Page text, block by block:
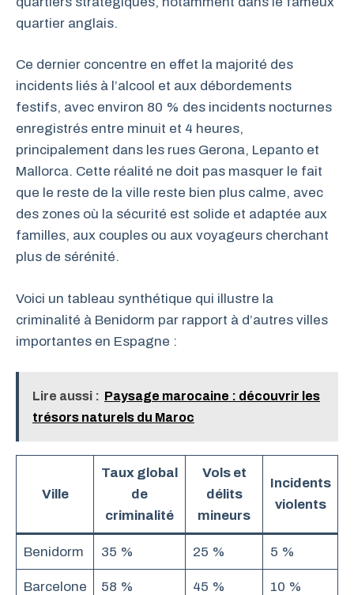
quartier anglais.
Ce dernier concentre en effet la majorité des
incidents liés à l’alcool et aux débordements
festifs, avec environ 80 % des incidents nocturnes
enregistrés entre minuit et 4 heures,
principalement dans les rues Gerona, Lepanto et
Mallorca. Cette réalité ne doit pas masquer le fait
que le reste de la ville reste bien plus calme, avec
des zones où la sécurité est solide et adaptée aux
familles, aux couples ou aux voyageurs cherchant
plus de sérénité.
Voici un tableau synthétique qui illustre la
criminalité à Benidorm par rapport à d’autres villes
importantes en Espagne :
Lire aussi : Paysage marocaine : découvrir les
trésors naturels du Maroc
Ville
Taux global
de
criminalité
Vols et
délits
mineurs
Incidents
violents
Benidorm 35 % 25 % 5 %
Barcelone 58 % 45 % 10 %